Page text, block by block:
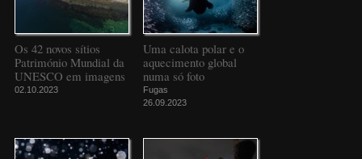
Os 42 novos sítios
Património Mundial da
UNESCO em imagens
02.10.2023
Uma calota polar e o
aquecimento global
numa só foto
Fugas
26.09.2023